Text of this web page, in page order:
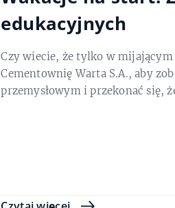
edukacyjnych
Czy wiecie, że tylko w mijającym
Cementownię Warta S.A., aby
przemysłowym i przekonać się,